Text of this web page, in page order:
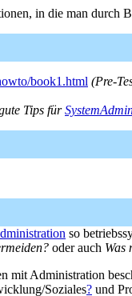
in die man durch
book1.html (Pre-
Tips für
so
oder auch Was
mit Administration
Soziales? und